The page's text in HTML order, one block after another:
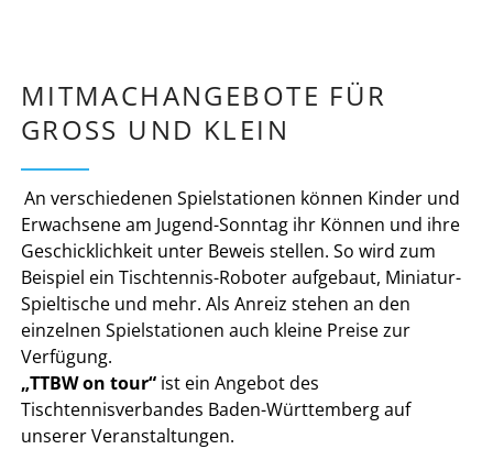
MITMACHANGEBOTE FÜR
GROSS UND KLEIN
An verschiedenen Spielstationen können Kinder und
Erwachsene am Jugend-Sonntag ihr Können und ihre
Geschicklichkeit unter Beweis stellen. So wird zum
Beispiel ein Tischtennis-Roboter aufgebaut, Miniatur-
Spieltische und mehr. Als Anreiz stehen an den
einzelnen Spielstationen auch kleine Preise zur
Verfügung.
„TTBW on tour“ist ein Angebot des
Tischtennisverbandes Baden-Württemberg auf
unserer Veranstaltungen.